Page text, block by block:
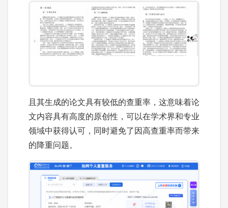
且其生成的论文具有较低的查重率，这意味着论
文内容具有高度的原创性，可以在学术界和专业
领域中获得认可，同时避免了因高查重率而带来
的降重问题。